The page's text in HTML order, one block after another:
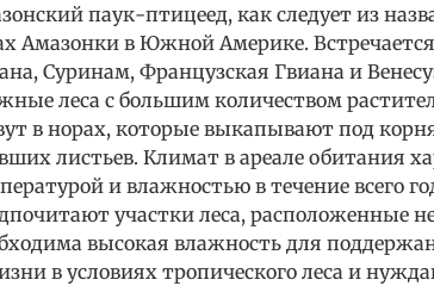
паук-птицеед, как следует из
Амазонки в Южной Америке.
Суринам, Французская Гвиана и
леса с большим количеством
в норах, которые выкапывают под
листьев. Климат в ареале обитания
и влажностью в течение всего
участки леса, расположенные
высокая влажность для
в условиях тропического леса и